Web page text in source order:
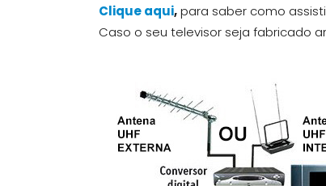
Clique aqui,para saber como
Caso o seu televisor seja fabricado